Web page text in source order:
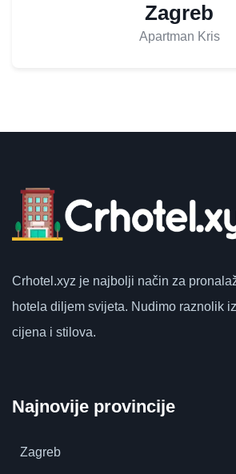
Zagreb
Apartman Kris
Crhotel.xyz je najbolji način za
hotela diljem svijeta. Nudimo raznolik
cijena i stilova.
Najnovije provincije
Zagreb